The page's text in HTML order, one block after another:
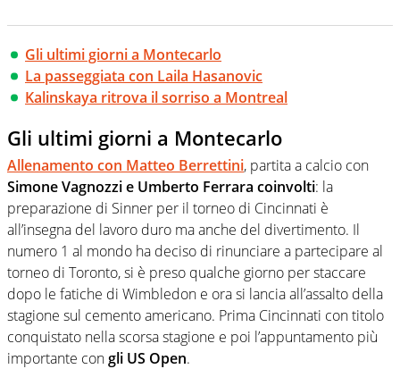
Gli ultimi giorni a Montecarlo
La passeggiata con Laila Hasanovic
Kalinskaya ritrova il sorriso a Montreal
Gli ultimi giorni a Montecarlo
Allenamento con Matteo Berrettini, partita a calcio con
Simone Vagnozzi e Umberto Ferrara coinvolti: la
preparazione di Sinner per il torneo di Cincinnati è
all’insegna del lavoro duro ma anche del divertimento. Il
numero 1 al mondo ha deciso di rinunciare a partecipare al
torneo di Toronto, si è preso qualche giorno per staccare
dopo le fatiche di Wimbledon e ora si lancia all’assalto della
stagione sul cemento americano. Prima Cincinnati con titolo
conquistato nella scorsa stagione e poi l’appuntamento più
importante congli US Open.